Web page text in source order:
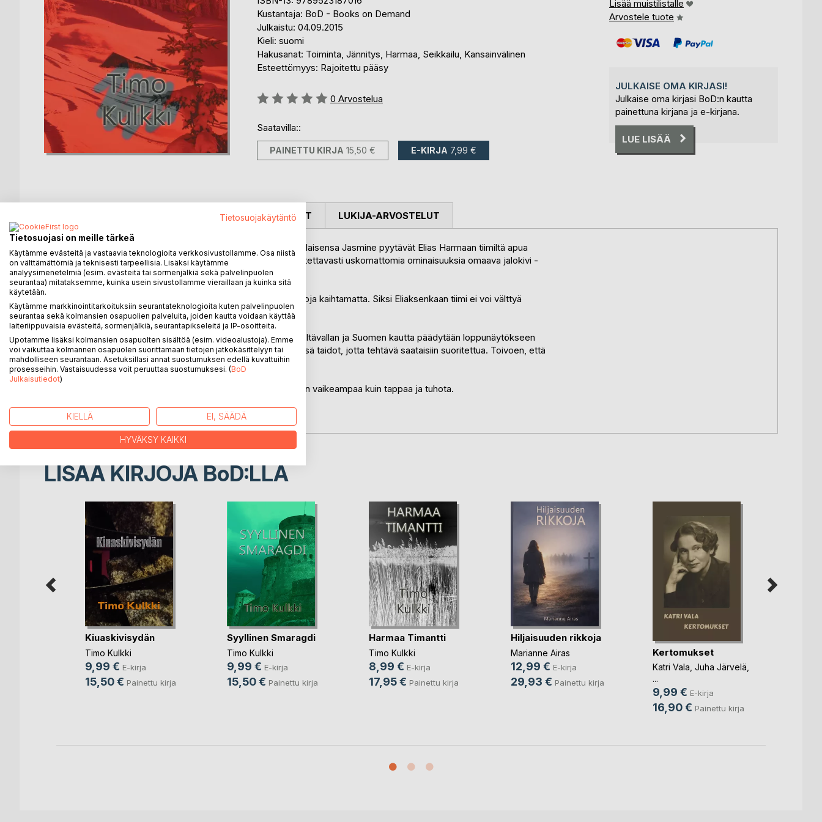
Kustantaja: BoD - Books on Demand
Julkaistu: 04.09.2015
Kieli: suomi
Hakusanat: Toiminta, Jännitys, Harmaa, Seikkailu, Kansainvälinen
Esteettömyys: Rajoitettu pääsy
Arvostelu::
0 Arvostelua
Saatavilla::
PAINETTU KIRJA 15,50 € E-KIRJA 7,99 €
Lisää muistilistalle
Arvostele tuote
JULKAISE OMA KIRJASI!
Julkaise oma kirjasi BoD:n kautta
painettuna kirjana ja e-kirjana.
LUE LISÄÄ
Iloinen intialainen mies, Happy, ja hänen kuvankaunis seuralaisensa Jasmine pyytävät Elias Harmaan tiimiltä apua
oman tehtävänsä suorittamiseksi. Ruosteinen Rubiini – oletettavasti uskomattomia ominaisuuksia omaava jalokivi -
pitäisi toimittaa lopulliseen sijoituspaikkaansa.
Useat vaikutusvaltaiset tahot haluavat kiven itselleen, keinoja kaihtamatta. Siksi Eliaksenkaan tiimi ei voi välttyä
kipeiltä menetyksiltä matkan varrella.
Yhteinen seikkailu alkaa Australiasta, josta Ison Britannian, Itävallan ja Suomen kautta päädytään loppunäytökseen
Alpeille. Eliaksen on otettava käyttöön kaikki omat ja tiiminsä taidot, jotta tehtävä saataisiin suoritettua. Toivoen, että
kaikki olisivat vielä senkin jälkeen elossa.
Elias Harmaan tehtävänä on suojella ja turvata. Se on paljon vaikeampaa kuin tappaa ja tuhota.
Elias Harmaa – kun suojelusenkelisi on lomalla.
LEHDISTÖARVOSTELUT LUKIJA-ARVOSTELUT
LISÄÄ KIRJOJA BoD:LLA
Kiuaskivisydän
Timo Kulkki
9,99 € E-kirja
15,50 € Painettu kirja
Syyllinen Smaragdi
Timo Kulkki
9,99 € E-kirja
15,50 € Painettu kirja
Harmaa Timantti
Timo Kulkki
8,99 € E-kirja
17,95 € Painettu kirja
Hiljaisuuden rikkoja
Marianne Airas
12,99 € E-kirja
29,93 € Painettu kirja
Kertomukset
Katri Vala Juha Järvelä
...
9,99 € E-kirja
16,90 € Painettu kirja
Tietosuojakäytäntö
Tietosuojasi on meille tärkeä
Käytämme evästeitä ja vastaavia teknologioita verkkosivustollamme. Osa niistä
on välttämättömiä ja teknisesti tarpeellisia. Lisäksi käytämme
analyysimenetelmiä (esim. evästeitä tai sormenjälkiä sekä palvelinpuolen
seurantaa) mitataksemme, kuinka usein sivustollamme vieraillaan ja kuinka sitä
käytetään.
Käytämme markkinointitarkoituksiin seurantateknologioita kuten palvelinpuolen
seurantaa sekä kolmansien osapuolien palveluita, joiden kautta voidaan käyttää
laiteriippuvaisia evästeitä, sormenjälkiä, seurantapikseleitä ja IP-osoitteita.
Upotamme lisäksi kolmansien osapuolten sisältöä (esim. videoalustoja). Emme
voi vaikuttaa kolmannen osapuolen suorittamaan tietojen jatkokäsittelyyn tai
mahdolliseen seurantaan. Asetuksillasi annat suostumuksen edellä kuvattuihin
prosesseihin. Vastaisuudessa voit peruuttaa suostumuksesi. (BoD
Julkaisutiedot)
KIELLÄ EI, SÄÄDÄ
HYVÄKSY KAIKKI